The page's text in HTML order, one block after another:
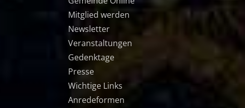
Mitglied werden
Newsletter
Veranstaltungen
Gedenktage
Presse
Wichtige Links
Anredeformen